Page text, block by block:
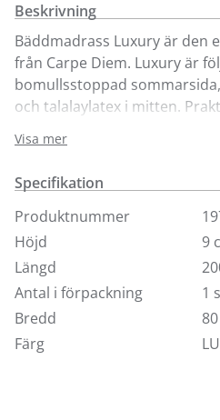
Beskrivning
Bäddmadrass Luxury är den
från Carpe Diem. Luxury är
bomullsstoppad
och talalaylatex i mitten.
80, 90, 105, 120, 140, 160, 180
bäddmadrassen i tyg Luxury
cm. Om du önskar
någon av våra butiker.
Visa mer
Specifikation
Produktnummer
Höjd
9
Längd
Antal i förpackning
1
Bredd
Färg